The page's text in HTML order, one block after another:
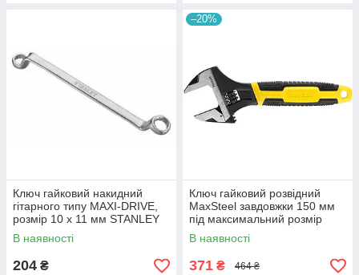
Ключ гайковий накидний
гітарного типу MAXI-DRIVE,
розмір 10 х 11 мм STANLEY
1-13-323
В наявності
204 ₴
–20%
Ключ гайковий розвідний
MaxSteel завдовжки 150 мм
під максимальний розмір
гайки 26 мм STANLEY 0-90-
947
В наявності
371 ₴ 464 ₴